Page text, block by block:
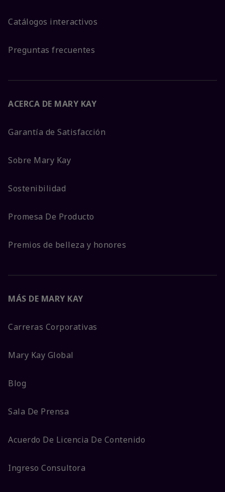
Catálogos interactivos
Preguntas frecuentes
ACERCA DE MARY KAY
Garantía de Satisfacción
Sobre Mary Kay
Sostenibilidad
Promesa De Producto
Premios de belleza y honores
MÁS DE MARY KAY
Carreras Corporativas
Mary Kay Global
Blog
Sala De Prensa
Acuerdo De Licencia De Contenido
Ingreso Consultora